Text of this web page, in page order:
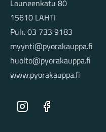
15610 LAHTI
Puh. 03 733 9183
myynti@pyorakauppa.fi
huolto@pyorakauppa.fi
www.pyorakauppa.fi
Instagram Facebook